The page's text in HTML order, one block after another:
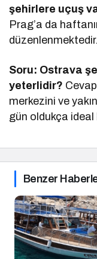
şehirlere uçuş
Prag’a da
düzenlenmektedir.
Soru: Ostrava
yeterlidir?
merkezini ve
gün oldukça ideal
Benzer